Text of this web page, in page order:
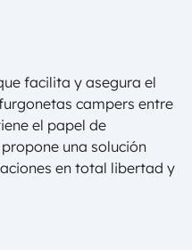
facilita y asegura el
campers entre
el papel de
una solución
en total libertad y